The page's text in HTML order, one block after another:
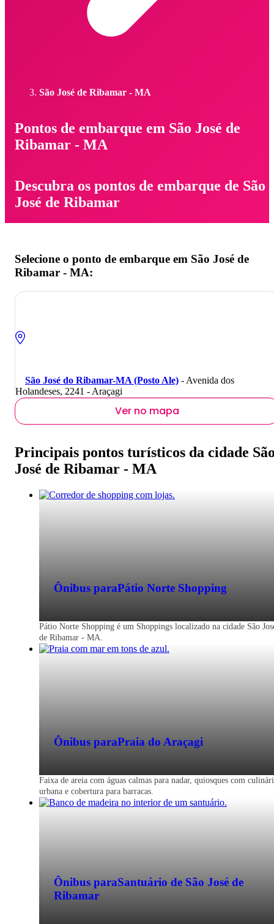
São José de Ribamar - MA
Pontos de embarque em São José de
Ribamar - MA
Descubra os pontos de embarque de São
José de Ribamar
Selecione o ponto de embarque em São José de
Ribamar - MA:
São José do Ribamar-MA (Posto Ale) - Avenida dos
Holandeses, 2241 - Araçagi
Ver no mapa
Principais pontos turísticos da cidade
José de Ribamar - MA
Ônibus paraPátio Norte Shopping
Pátio Norte Shopping é um Shoppings localizado na cidade São
de Ribamar - MA.
Ônibus paraPraia do Araçagi
Faixa de areia com águas calmas para nadar, quiosques com
urbana e cobertura para barracas.
Ônibus paraSantuário de São José de
Ribamar